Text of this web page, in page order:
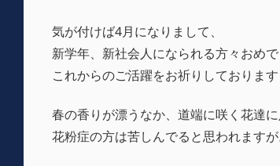
気が付けば4月になりまして、
新学年、新社会人になられる方々おめ
これからのご活躍をお祈りしております
春の香りが漂うなか、道端に咲く花達
花粉症の方は苦しんでると思われます